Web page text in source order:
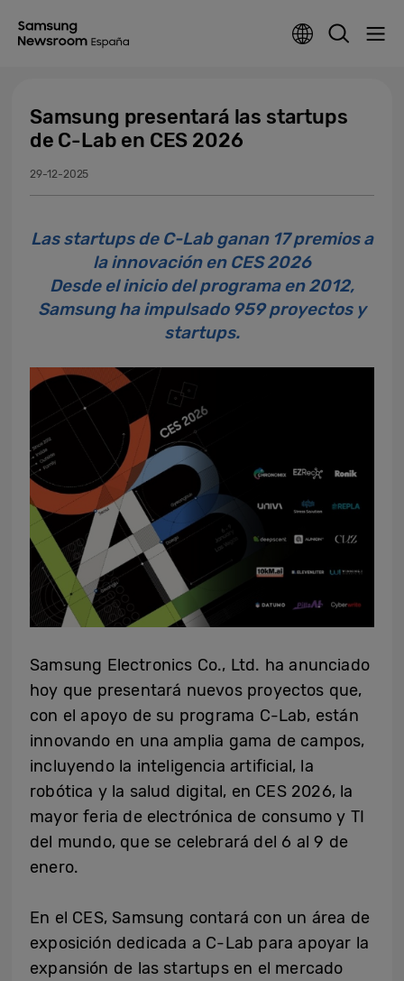
Samsung presentará las startups
de C-Lab en CES 2026
29-12-2025
Las startups de C-Lab ganan 17 premios a
la innovación en CES 2026
Desde el inicio del programa en 2012,
Samsung ha impulsado 959 proyectos y
startups.
Samsung Electronics Co., Ltd. ha anunciado
hoy que presentará nuevos proyectos que,
con el apoyo de su programa C-Lab, están
innovando en una amplia gama de campos,
incluyendo la inteligencia artificial, la
robótica y la salud digital, en CES 2026, la
mayor feria de electrónica de consumo y TI
del mundo, que se celebrará del 6 al 9 de
enero.
En el CES, Samsung contará con un área de
exposición dedicada a C-Lab para apoyar la
expansión de las startups en el mercado